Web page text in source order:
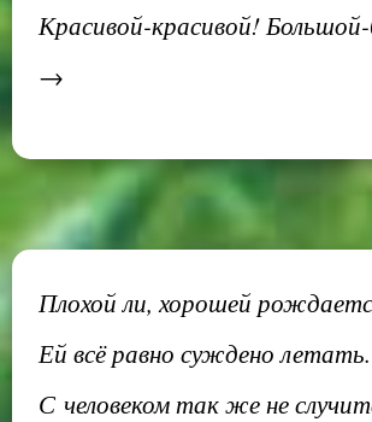
Красивой-красивой!
→
Плохой ли, хорошей
Ей всё равно суждено летать.
С человеком так же не